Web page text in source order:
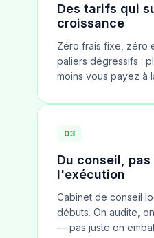
Des tarifs qui
croissance
Zéro frais fixe, zéro
paliers dégressifs :
moins vous payez à
03
Du conseil,
l'exécution
Cabinet de conseil
débuts. On audite,
— pas juste on